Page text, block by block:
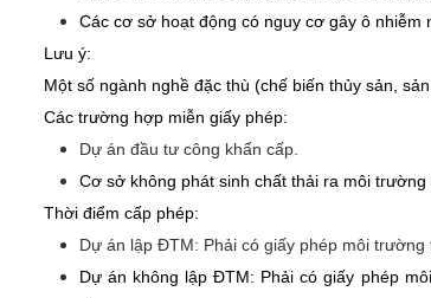
Các cơ sở hoạt động có nguy cơ gây ô nhiễm
Lưu ý:
Một số ngành nghề đặc thù (chế biến thủy sản,
Các trường hợp miễn giấy phép:
Dự án đầu tư công khẩn cấp.
Cơ sở không phát sinh chất thải ra môi trường
Thời điểm cấp phép:
Dự án lập ĐTM: Phải có giấy phép môi
Dự án không lập ĐTM: Phải có giấy phép